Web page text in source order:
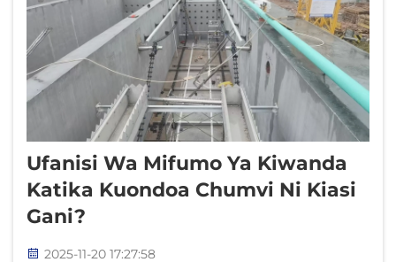
Ufanisi Wa Mifumo Ya Kiwanda
Katika Kuondoa Chumvi Ni Kiasi
Gani?
2025-11-20 17:27:58